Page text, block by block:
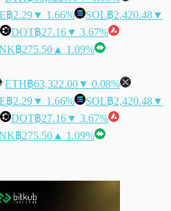
฿2.29▼ 1.66% SOL฿2,420.48▼
DOT฿27.16▼ 3.67%
฿275.50 ▲ 1.09%
ETH฿63,322.00▼ 0.08%
฿2.29▼ 1.66% SOL฿2,420.48▼
DOT฿27.16▼ 3.67%
฿275.50 ▲ 1.09%